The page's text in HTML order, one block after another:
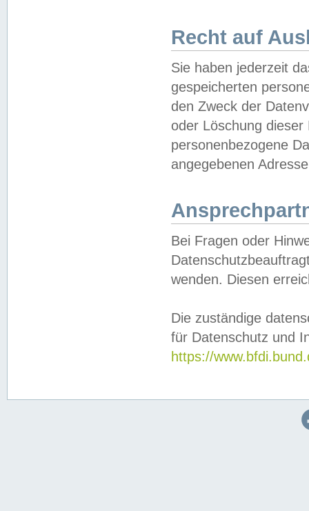
Recht auf
Sie haben jederzeit
gespeicherten
den Zweck der
oder Löschung
personenbezogene
angegebenen
Bei Fragen oder
wenden. Diesen
Die zuständige
für Datenschutz und
https://